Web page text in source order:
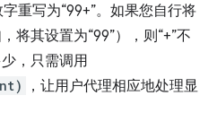
重写为“99+”。如果您自行将
将其设置为“99”），则“+”不
，只需调用
，让用户代理相应地处理显